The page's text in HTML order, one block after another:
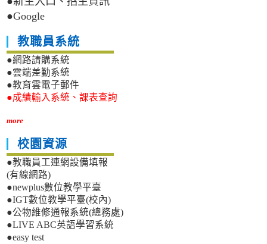
●Google
教職員系統
●網路請購系統
●雲端差勤系統
●教育雲電子郵件
●成績輸入系統、課表查詢
more
校園資源
●教職員工連網設備填報
(有線網路)
●newplus數位教學平臺
●IGT數位教學平臺(校內)
●公物維修通報系統(總務處)
●LIVE ABC英語學習系統
●easy test